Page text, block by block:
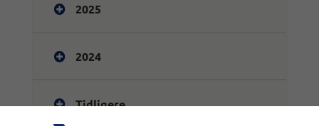
2025
2024
Tidligere